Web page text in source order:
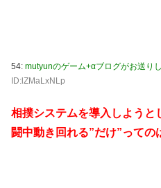
54: mutyunのゲーム+αブログがお送りし
ID:lZMaLxNLp
相撲システムを導入しようと
闘中動き回れる”だけ”っての